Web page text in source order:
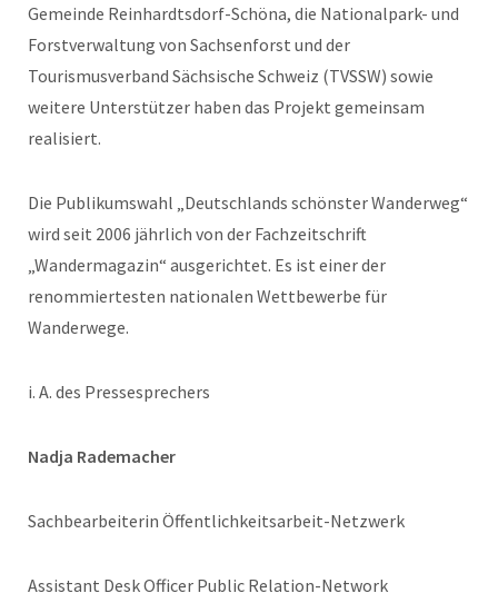
Gemeinde Reinhardtsdorf-Schöna, die Nationalpark- und
Forstverwaltung von Sachsenforst und der
Tourismusverband Sächsische Schweiz (TVSSW) sowie
weitere Unterstützer haben das Projekt gemeinsam
realisiert.
Die Publikumswahl „Deutschlands schönster Wanderweg“
wird seit 2006 jährlich von der Fachzeitschrift
„Wandermagazin“ ausgerichtet. Es ist einer der
renommiertesten nationalen Wettbewerbe für
Wanderwege.
i. A. des Pressesprechers
Nadja Rademacher
Sachbearbeiterin Öffentlichkeitsarbeit-Netzwerk
Assistant Desk Officer Public Relation-Network